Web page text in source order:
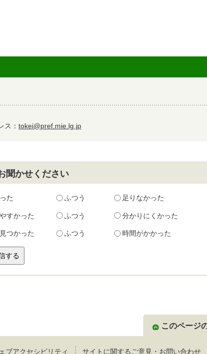
ス： tokei@pref.mie.lg.jp
聞かせください
た ふつう 足りなかった
すかった ふつう 分かりにくかった
つかった ふつう 時間がかかった
このページ
ブアクセシビリティ サイトに関するご意見・お問い合わせ